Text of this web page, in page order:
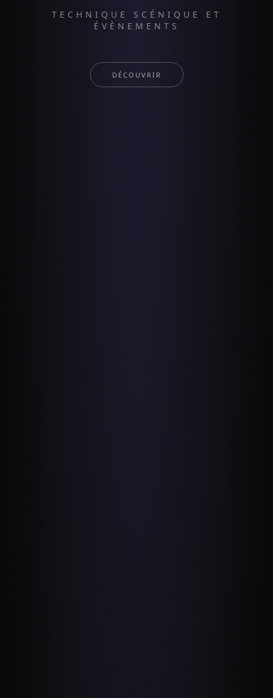
TECHNIQUE SCÉNIQUE ET
ÉVÈNEMENTS
DÉCOUVRIR